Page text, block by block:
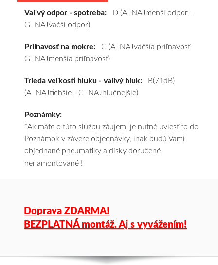
pošleme
zadarmo.
Valivý odpor - spotreba: D (A=NAJmenší odpor -
G=NAJväčší odpor)
Priľnavosť na mokre: C (A=NAJväčšia priľnavosť -
G=NAJmenšia priľnavosť)
Trieda veľkosti hluku - valivý hluk: B(71dB)
(A=NAJtichšie - C=NAJhlučnejšie)
Poznámky:
*Ak máte o túto službu záujem, je nutné uviesť to do
Poznámok v závere objednávky, inak budú Vami
objednané pneumatiky a disky doručené
nenamontované !
Doprava ZDARMA!
BEZPLATNÁ montáž. Aj s vyvážením!